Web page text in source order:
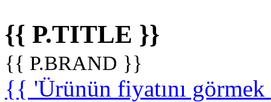
{{ P.TITLE }}
{{ P.BRAND }}
{{ 'Ürünün fiyatını